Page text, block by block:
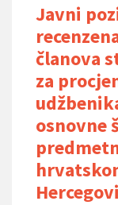
Javni
članova
za
osnovne